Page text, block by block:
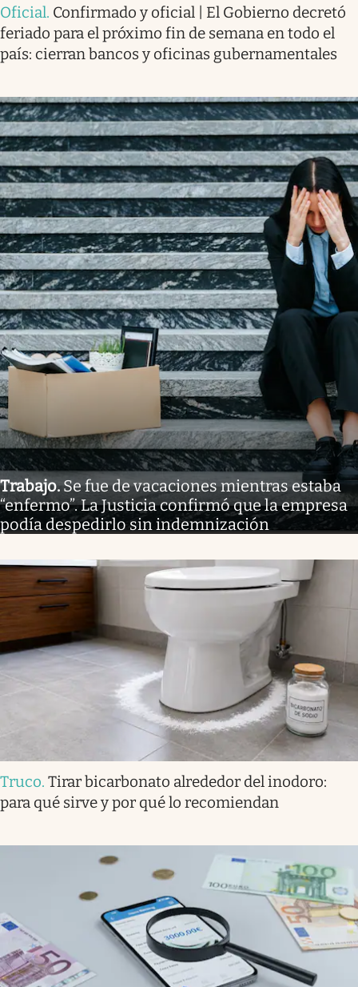
Oficial. Confirmado y oficial | El Gobierno decretó
feriado para el próximo fin de semana en todo el
país: cierran bancos y oficinas gubernamentales
Trabajo.Se fue de vacaciones mientras estaba
“enfermo”. La Justicia confirmó que la empresa
podía despedirlo sin indemnización
Truco. Tirar bicarbonato alrededor del inodoro:
para qué sirve y por qué lo recomiendan